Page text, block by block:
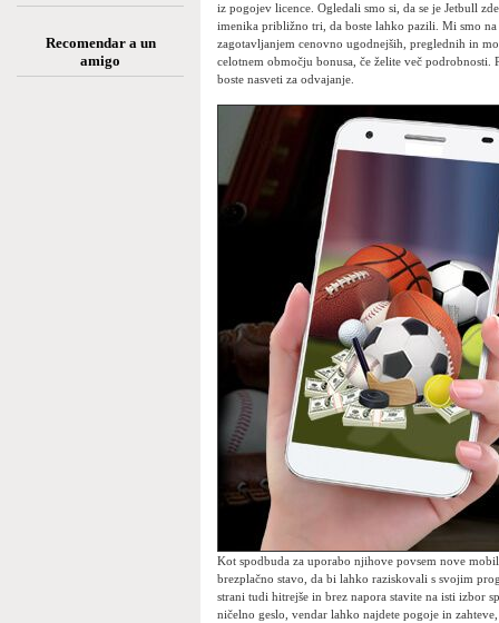
Recomendar a un
amigo
iz pogojev licence. Ogledali smo si, da se je Jetbull
imenika približno tri, da boste lahko pazili. Mi smo
zagotavljanjem cenovno ugodnejših, preglednih in
celotnem območju bonusa, če želite več
boste nasveti za odvajanje.
Kot spodbuda za uporabo njihove povsem nove
brezplačno stavo, da bi lahko raziskovali s svojim
strani tudi hitrejše in brez napora stavite na isti izbor
ničelno geslo, vendar lahko najdete pogoje in